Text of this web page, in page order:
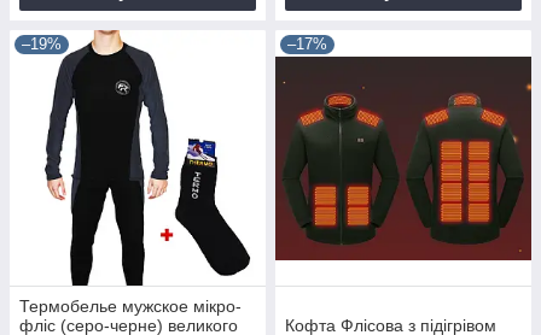
–19%
Термобелье мужское мікро-
фліс (серо-черне) великого
–17%
Кофта Флісова з підігрівом